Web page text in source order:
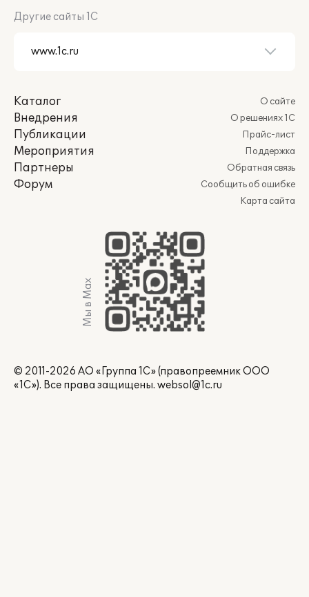
Другие сайты 1С
Каталог
Внедрения
Публикации
Мероприятия
Партнеры
Форум
О сайте
О решениях 1С
Прайс-лист
Поддержка
Обратная связь
Сообщить об ошибке
Карта сайта
Мы в Max
© 2011-2026 АО «Группа 1С» (правопреемник ООО
«1С»). Все права защищены. websol@1c.ru